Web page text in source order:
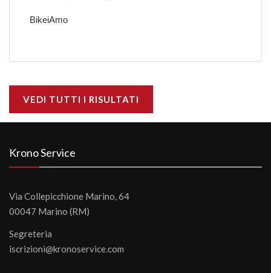
BikeiAmo
VEDI TUTTI I RISULTATI
Krono Service
Via Collepicchione Marino, 64
00047 Marino (RM)
Segreteria
iscrizioni@kronoservice.com